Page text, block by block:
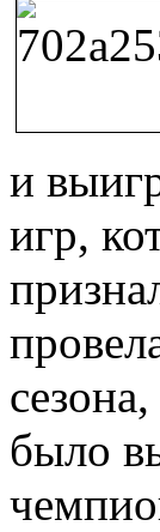
и
игр,
было